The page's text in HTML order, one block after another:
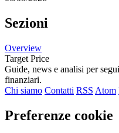
Sezioni
Overview
Target Price
Guide, news e analisi per
finanziari.
Chi siamo Contatti RSS Atom
Preferenze cookie